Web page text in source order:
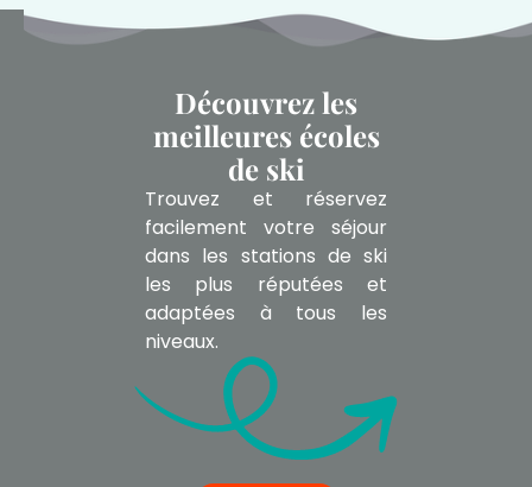
Découvrez les
meilleures écoles
de ski
Trouvez et réservez
facilement votre séjour
dans les stations de ski
les plus réputées et
adaptées à tous les
niveaux.